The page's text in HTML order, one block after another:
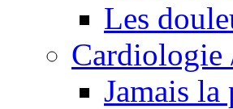
Les
Cardiologie
Jamais la